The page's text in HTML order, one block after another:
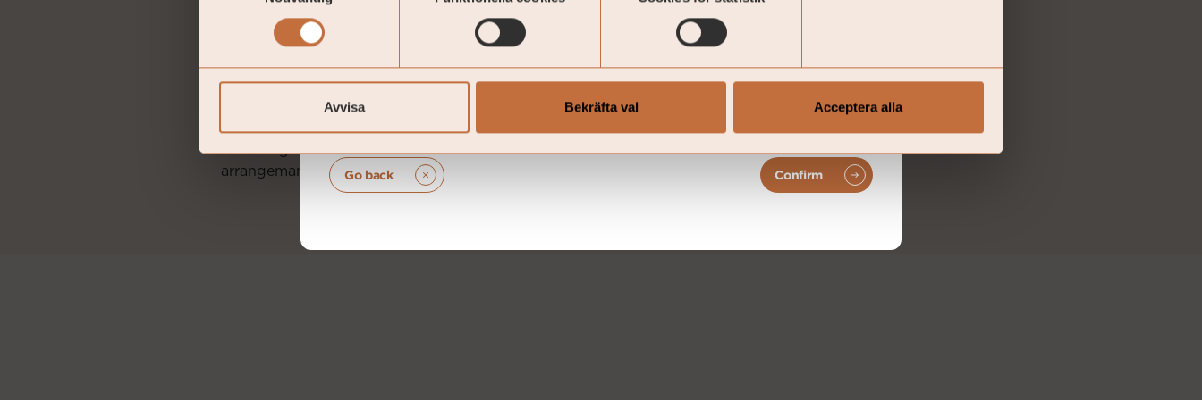
Avvisa Bekräfta val Acceptera alla
och årsberättelse finns att tillgå på coeli.se och rekommenderas att läsas innan beslut att investera i den
aktuella fonden. Prospektet och årsberättelsen finns på engelska och fondens faktablad finns bland annat
på svenska och engelska. En sammanfattning av dina rättigheter som investerare i fonden finns tillgängligt
på https://.coeli.se/finansiell-och-legal-information/. Historisk avkastning är ingen garanti för framtida
avkastning. En investering i fonder kan både öka och minska i värde. Det är inte säkert att du får tillbaka det
investerade kapitalet. Vänligen observera att fondens förvaltningsbolag kan komma att besluta att säga upp
de arrangemang som har gjorts för marknadsföringen av fonden i ett eller flera av de länder som har
arrangemang för marknadsföring.
Go back Confirm